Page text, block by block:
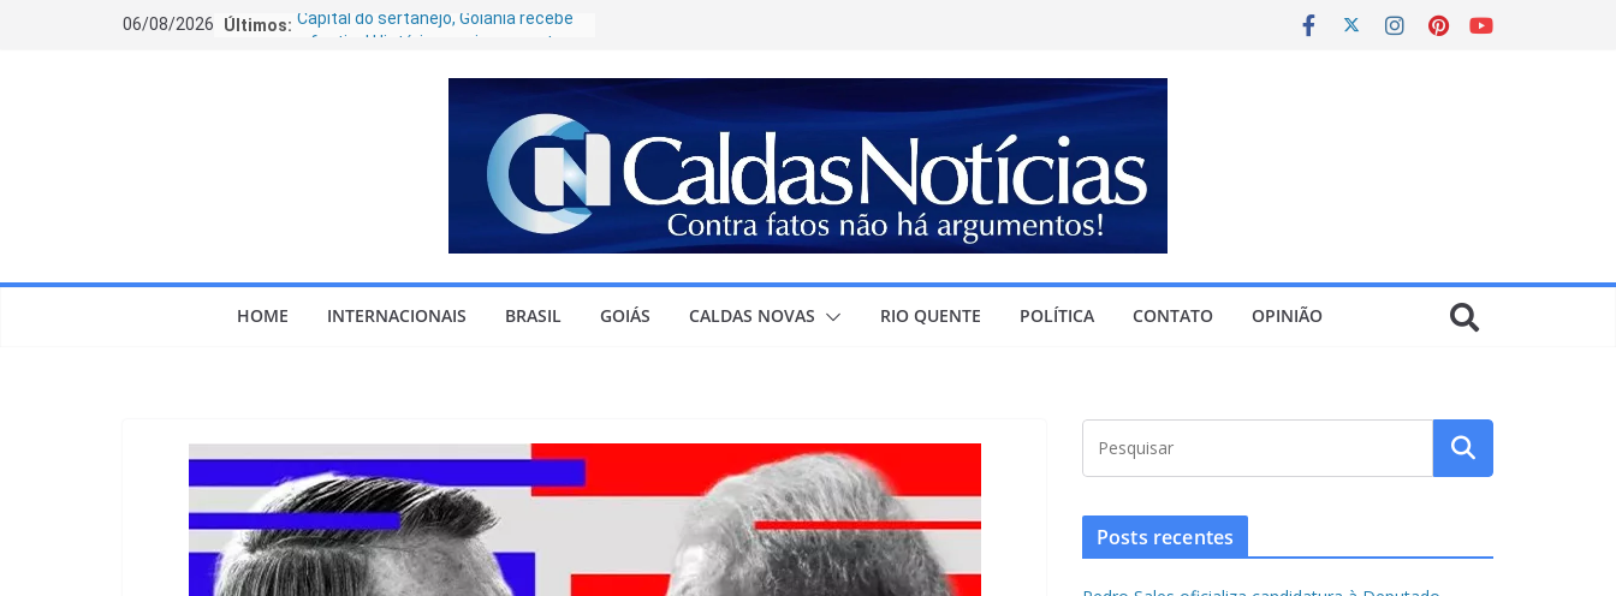
06/08/2026 Últimos: Capital do sertanejo, Goiânia recebe
Pedro Sales oficializa candidatura à
Deputado Federal ao lado de Ronaldo
Caiado e defende levar modelo de
gestão de Goiás para o Brasil
Goiás lidera ranking nacional de
salário médio das praças da Polícia
no 1º turno”, diz Luiz do Carmo, ao
Jornal Opção, após ser definido
HOME INTERNACIONAIS BRASIL GOIÁS CALDAS NOVAS RIO QUENTE POLÍTICA CONTATO OPINIÃO
Posts recentes